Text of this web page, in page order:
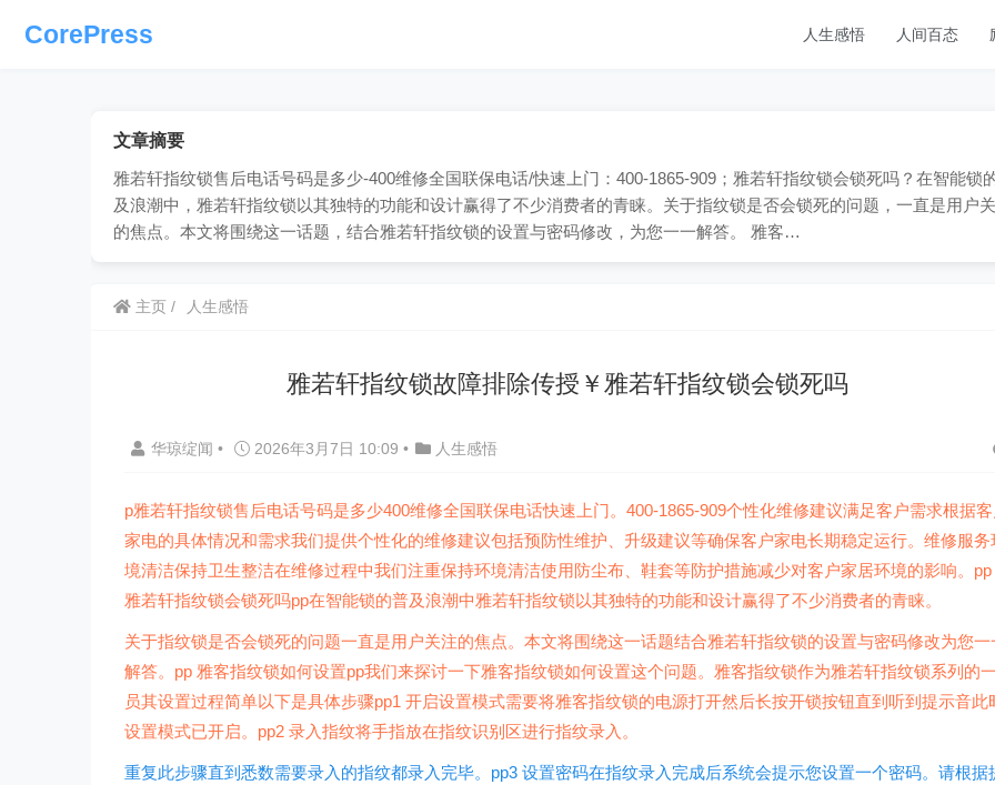
CorePress 人生感悟 人间百态
文章摘要
雅若轩指纹锁售后电话号码是多少-400维修全国联保电话/快速上门：400-1865-909；雅若轩指纹锁会锁死吗？在智能锁
及浪潮中，雅若轩指纹锁以其独特的功能和设计赢得了不少消费者的青睐。关于指纹锁是否会锁死的问题，一直是用户
的焦点。本文将围绕这一话题，结合雅若轩指纹锁的设置与密码修改，为您一一解答。 雅客…
主页 人生感悟
雅若轩指纹锁故障排除传授￥雅若轩指纹锁会锁死吗
华琼绽闻 • 2026年3月7日 10:09 • 人生感悟
p雅若轩指纹锁售后电话号码是多少400维修全国联保电话快速上门。400-1865-909个性化维修建议满足客户需求根据客
家电的具体情况和需求我们提供个性化的维修建议包括预防性维护、升级建议等确保客户家电长期稳定运行。维修服务
境清洁保持卫生整洁在维修过程中我们注重保持环境清洁使用防尘布、鞋套等防护措施减少对客户家居环境的影响。pp
雅若轩指纹锁会锁死吗pp在智能锁的普及浪潮中雅若轩指纹锁以其独特的功能和设计赢得了不少消费者的青睐。
关于指纹锁是否会锁死的问题一直是用户关注的焦点。本文将围绕这一话题结合雅若轩指纹锁的设置与密码修改为您一
解答。pp 雅客指纹锁如何设置pp我们来探讨一下雅客指纹锁如何设置这个问题。雅客指纹锁作为雅若轩指纹锁系列的一
员其设置过程简单以下是具体步骤pp1 开启设置模式需要将雅客指纹锁的电源打开然后长按开锁按钮直到听到提示音此
设置模式已开启。pp2 录入指纹将手指放在指纹识别区进行指纹录入。
重复此步骤直到悉数需要录入的指纹都录入完毕。pp3 设置密码在指纹录入完成后系统会提示您设置一个密码。请根据